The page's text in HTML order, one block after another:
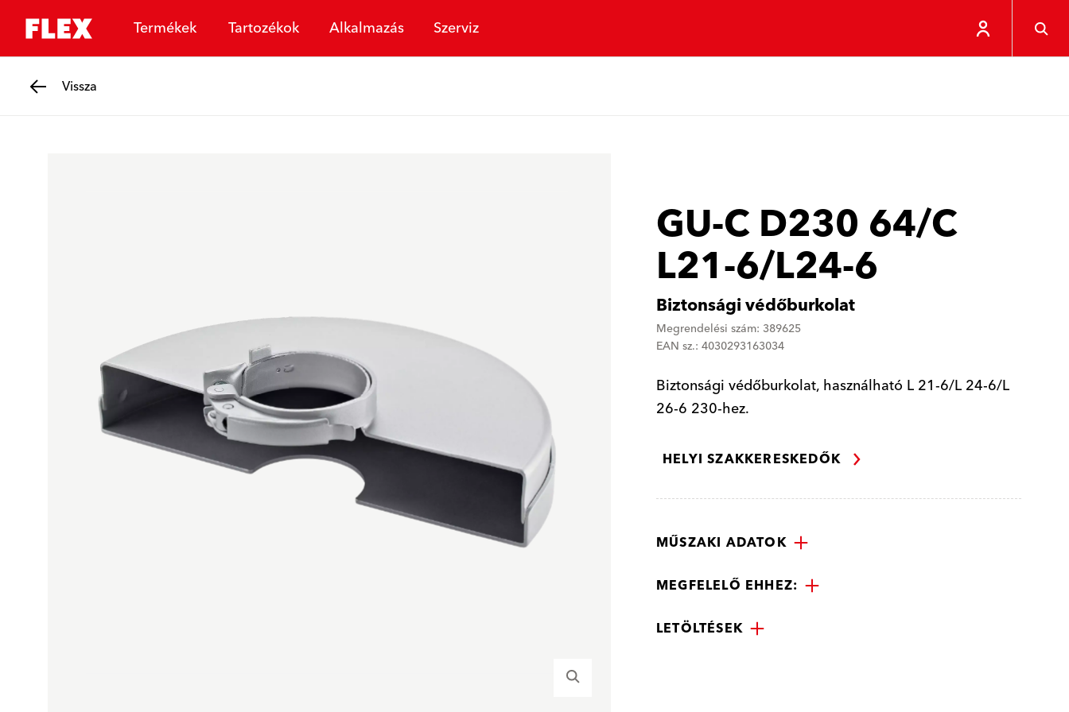
Termékek Tartozékok Alkalmazás Szerviz
Vissza
GU-C D230 64/C
L21-6/L24-6
Biztonsági védőburkolat
Megrendelési szám: 389625
EAN sz.: 4030293163034
Biztonsági védőburkolat, használható L 21-6/L 24-6/L
26-6 230-hez.
HELYI SZAKKERESKEDŐK
MŰSZAKI ADATOK
MEGFELELŐ EHHEZ:
LETÖLTÉSEK